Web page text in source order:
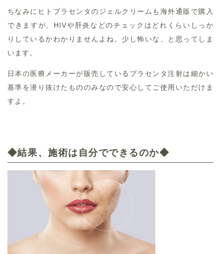
ちなみにヒトプラセンタのジェルクリームも海外通販で購入
できますが、HIVや肝炎などのチェックはどれくらいしっか
りしているかわかりませんよね。少し怖いな、と思ってしま
います。
日本の医療メーカーが販売しているプラセンタ注射は細かい
基準を潜り抜けたもののみなので安心してご使用いただけま
すよ。
◆結果、施術は自分でできるのか◆